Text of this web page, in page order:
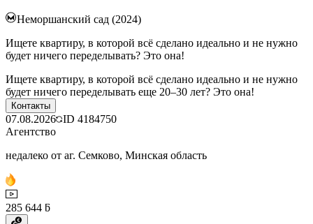
Неморшанский сад (2024)
Ищете квартиру, в которой всё сделано идеально и не нужно
будет ничего переделывать? Это она!
Ищете квартиру, в которой всё сделано идеально и не нужно
будет ничего переделывать еще 20–30 лет? Это она!
Контакты
07.08.2026 ID 4184750
Агентство
недалеко от аг. Семково, Минская область
285 644 ƃ